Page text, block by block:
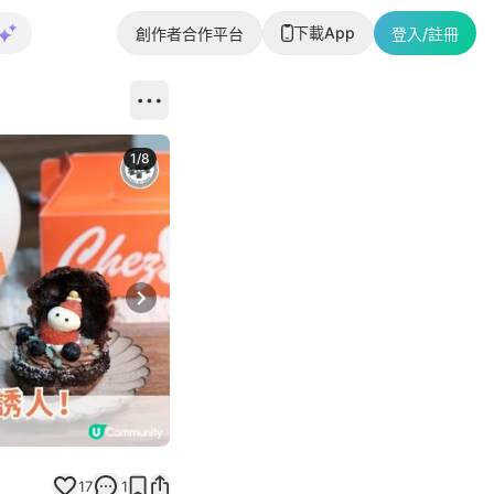
創作者合作平台 下載App 登入/註冊
Next slide
1/8
17 1